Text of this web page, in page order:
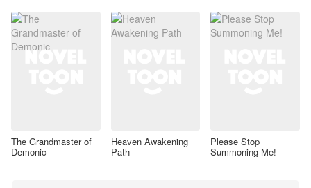
The Grandmaster of
Demonic
Heaven Awakening
Path
Please Stop
Summoning Me!